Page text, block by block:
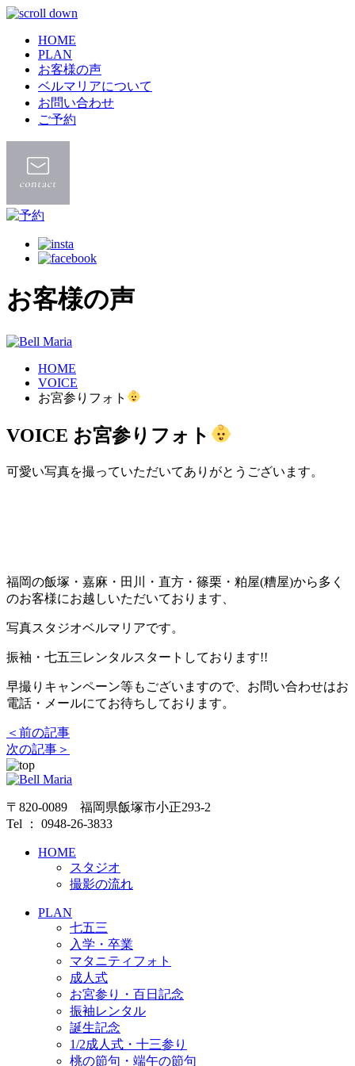
HOME
PLAN
お客様の声
ベルマリアについて
お問い合わせ
ご予約
お客様の声
HOME
VOICE
お宮参りフォト
VOICE お宮参りフォト
可愛い写真を撮っていただいてありがとうございます。
福岡の飯塚・嘉麻・田川・直方・篠栗・粕屋(糟屋)から多く
のお客様にお越しいただいております、
写真スタジオベルマリアです。
振袖・七五三レンタルスタートしております!!
早撮りキャンペーン等もございますので、お問い合わせはお
電話・メールにてお待ちしております。
＜前の記事
次の記事＞
〒820-0089 福岡県飯塚市小正293-2
Tel ： 0948-26-3833
HOME
スタジオ
撮影の流れ
PLAN
七五三
入学・卒業
マタニティフォト
成人式
お宮参り・百日記念
振袖レンタル
誕生記念
1/2成人式・十三参り
桃の節句・端午の節句